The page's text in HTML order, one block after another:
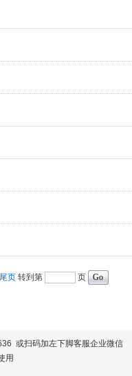
尾页转到第
页
或扫码加左下脚客服企业微信
用